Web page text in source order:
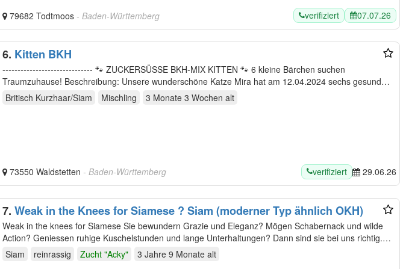
79682 Todtmoos - Baden-Württemberg verifiziert 07.07.26
6. Kitten BKH
------------------------------ 🐾 ZUCKERSÜSSE BKH-MIX KITTEN 🐾 6 kleine Bärchen suchen
Traumzuhause! Beschreibung: Unsere wunderschöne Katze Mira hat am 12.04.2024 sechs gesunde
und zuckersüße…
Britisch Kurzhaar/Siam Mischling 3 Monate 3 Wochen alt
73550 Waldstetten - Baden-Württemberg verifiziert 29.06.26
7. Weak in the Knees for Siamese ? Siam (moderner Typ ähnlich OKH)
Weak in the knees for Siamese Sie bewundern Grazie und Eleganz? Mögen Schabernack und wilde
Action? Geniessen ruhige Kuschelstunden und lange Unterhaltungen? Dann sind sie bei uns richtig.
Unser…
Siam reinrassig Zucht "Acky" 3 Jahre 9 Monate alt